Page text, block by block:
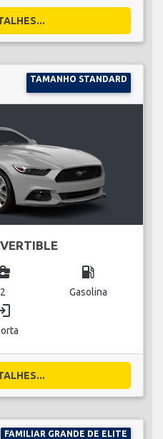
TAMANHO STANDARD
2
local_gas_station
Gasolina
FAMILIAR GRANDE DE ELITE